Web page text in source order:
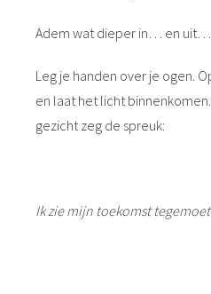
Adem wat dieper in… en uit….
Leg je handen over je ogen.
en laat het licht
gezicht zeg de spreuk:
Ik zie mijn toekomst